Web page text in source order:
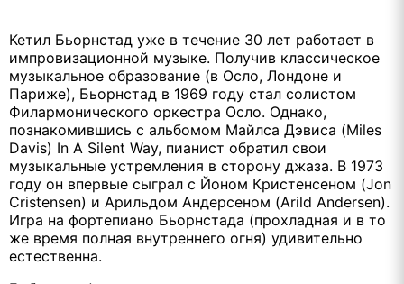
Кетил Бьорнстад уже в течение 30 лет работает в
импровизационной музыке. Получив классическое
музыкальное образование (в Осло, Лондоне и
Париже), Бьорнстад в 1969 году стал солистом
Филармонического оркестра Осло. Однако,
познакомившись с альбомом Майлса Дэвиса (Miles
Davis) In A Silent Way, пианист обратил свои
музыкальные устремления в сторону джаза. В 1973
году он впервые сыграл с Йоном Кристенсеном (Jon
Cristensen) и Арильдом Андерсеном (Arild Andersen).
Игра на фортепиано Бьорнстада (прохладная и в то
же время полная внутреннего огня) удивительно
естественна.